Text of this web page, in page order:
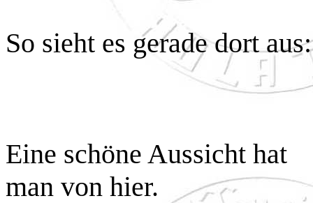
So sieht es gerade dort
Eine schöne Aussicht hat
man von hier.